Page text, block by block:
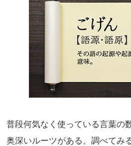
普段何気なく使っている言葉の
奥深いルーツがある。調べてみ